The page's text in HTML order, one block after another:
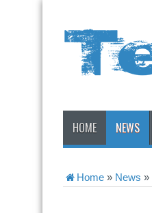
HOME NEWS
Home » News »